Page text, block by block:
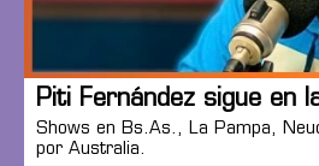
Piti Fernández sigue en
Shows en Bs.As., La Pampa,
por Australia.